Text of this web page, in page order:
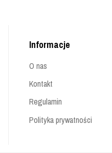
Informacje
O nas
Kontakt
Regulamin
Polityka prywatności